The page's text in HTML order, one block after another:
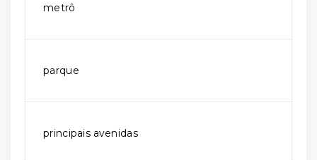
metrô
parque
principais avenidas